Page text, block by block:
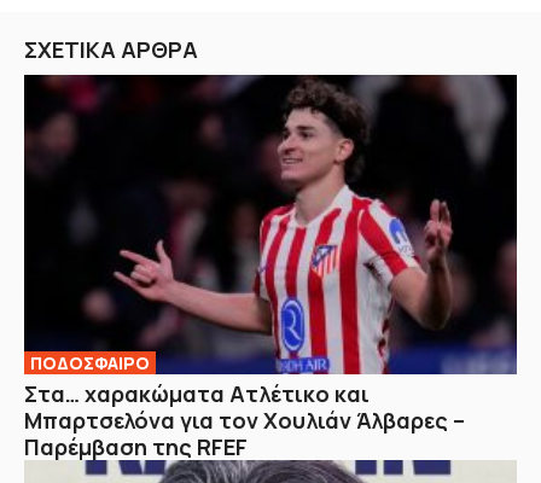
ΣΧΕΤΙΚΑ ΑΡΘΡΑ
ΠΟΔΟΣΦΑΙΡΟ
Στα… χαρακώματα Ατλέτικο και
Μπαρτσελόνα για τον Χουλιάν Άλβαρες –
Παρέμβαση της RFEF